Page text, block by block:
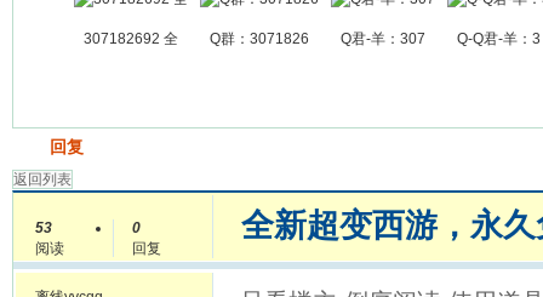
307182692 全 Q群：3071826 Q君-羊：307 Q-Q君-羊：3
回复
返回列表
53
阅读
0
回复
全新超变西游，永